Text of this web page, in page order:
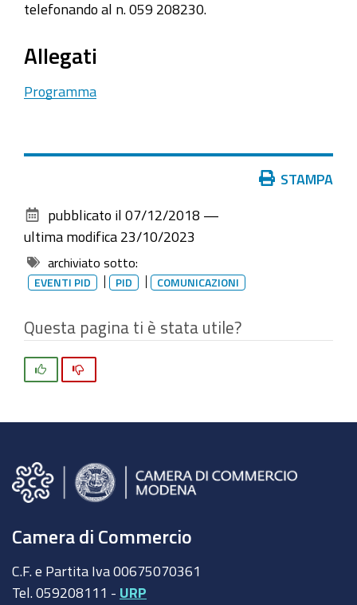
telefonando al n. 059 208230.
Allegati
Programma
documento
STAMPA
pubblicato il 07/12/2018 —
ultima modifica 23/10/2023
archiviato sotto:
EVENTI PID PID COMUNICAZIONI
Questa pagina ti è stata utile?
Camera di Commercio
C.F. e Partita Iva 00675070361
Tel. 059208111 - URP